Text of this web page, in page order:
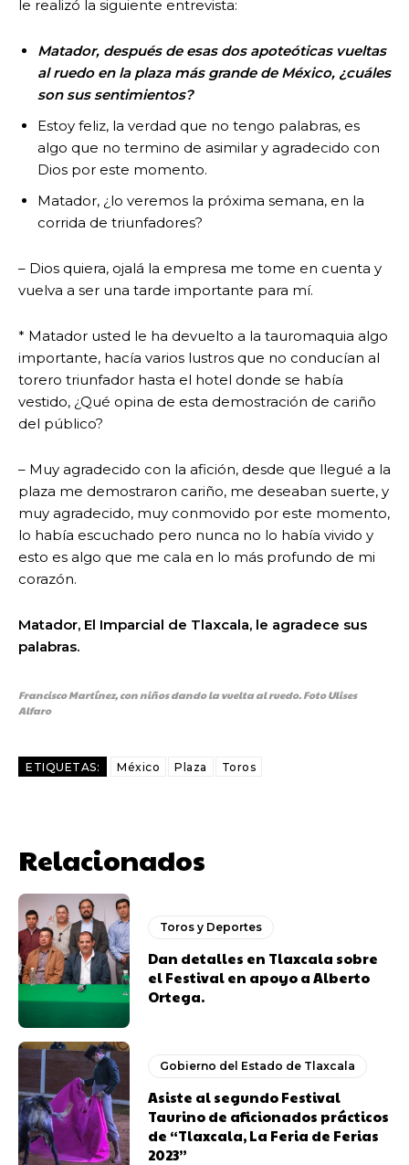
le realizó la siguiente entrevista:
Matador, después de esas dos apoteóticas vueltas
al ruedo en la plaza más grande de México, ¿cuáles
son sus sentimientos?
Estoy feliz, la verdad que no tengo palabras, es
algo que no termino de asimilar y agradecido con
Dios por este momento.
Matador, ¿lo veremos la próxima semana, en la
corrida de triunfadores?
– Dios quiera, ojalá la empresa me tome en cuenta y
vuelva a ser una tarde importante para mí.
* Matador usted le ha devuelto a la tauromaquia algo
importante, hacía varios lustros que no conducían al
torero triunfador hasta el hotel donde se había
vestido, ¿Qué opina de esta demostración de cariño
del público?
– Muy agradecido con la afición, desde que llegué a la
plaza me demostraron cariño, me deseaban suerte, y
muy agradecido, muy conmovido por este momento,
lo había escuchado pero nunca no lo había vivido y
esto es algo que me cala en lo más profundo de mi
corazón.
Matador, El Imparcial de Tlaxcala, le agradece sus
palabras.
Francisco Martínez, con niños dando la vuelta al ruedo. Foto Ulises
Alfaro
ETIQUETAS: México Plaza Toros
Relacionados
Toros y Deportes
Dan detalles en Tlaxcala sobre
el Festival en apoyo a Alberto
Ortega.
Gobierno del Estado de Tlaxcala
Asiste al segundo Festival
Taurino de aficionados prácticos
de “Tlaxcala, La Feria de Ferias
2023”